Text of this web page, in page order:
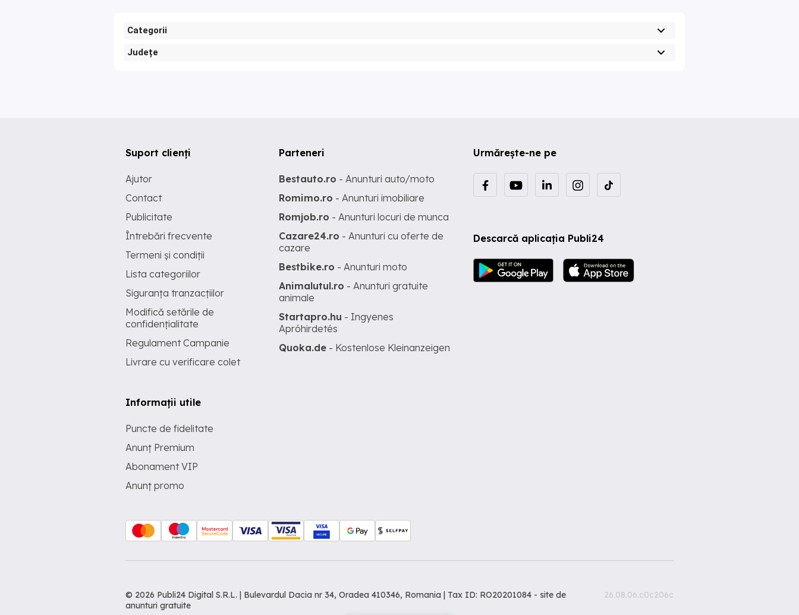
Categorii
Județe
Urmărește-ne pe
Descarcă aplicația Publi24
Suport clienți
Ajutor
Contact
Publicitate
Întrebări frecvente
Termeni și condiții
Lista categoriilor
Siguranța tranzacțiilor
Modifică setările de
confidențialitate
Regulament Campanie
Livrare cu verificare colet
Informații utile
Puncte de fidelitate
Anunț Premium
Abonament VIP
Anunț promo
Parteneri
Bestauto.ro - Anunturi auto/moto
Romimo.ro - Anunturi imobiliare
Romjob.ro - Anunturi locuri de munca
Cazare24.ro - Anunturi cu oferte de
cazare
Bestbike.ro - Anunturi moto
Animalutul.ro - Anunturi gratuite
animale
Startapro.hu - Ingyenes
Apróhirdetés
Quoka.de - Kostenlose Kleinanzeigen
© 2026 Publi24 Digital S.R.L. | Bulevardul Dacia nr 34, Oradea 410346, Romania | Tax ID: RO20201084 - site de
anunturi gratuite
26.08.06.c0c206c